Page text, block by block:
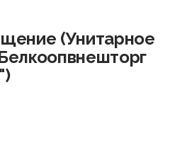
(Унитарное